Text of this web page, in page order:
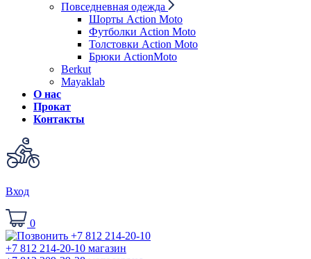
Повседневная одежда
Шорты Action Moto
Футболки Action Moto
Толстовки Action Moto
Брюки ActionMoto
Berkut
Mayaklab
О нас
Прокат
Контакты
Вход
0
+7 812 214-20-10 магазин